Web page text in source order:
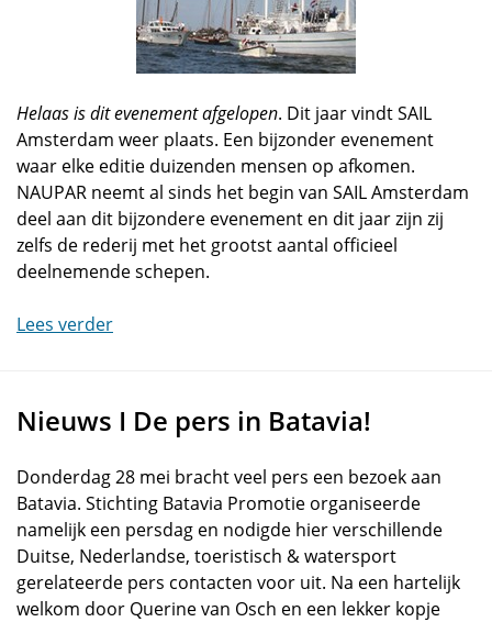
Helaas is dit evenement afgelopen. Dit jaar vindt SAIL
Amsterdam weer plaats. Een bijzonder evenement
waar elke editie duizenden mensen op afkomen.
NAUPAR neemt al sinds het begin van SAIL Amsterdam
deel aan dit bijzondere evenement en dit jaar zijn zij
zelfs de rederij met het grootst aantal officieel
deelnemende schepen.
Lees verder
Nieuws I De pers in Batavia!
Donderdag 28 mei bracht veel pers een bezoek aan
Batavia. Stichting Batavia Promotie organiseerde
namelijk een persdag en nodigde hier verschillende
Duitse, Nederlandse, toeristisch & watersport
gerelateerde pers contacten voor uit. Na een hartelijk
welkom door Querine van Osch en een lekker kopje